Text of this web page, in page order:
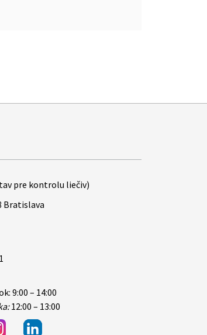
pre kontrolu liečiv)
Bratislava
9:00 – 14:00
12:00 – 13:00